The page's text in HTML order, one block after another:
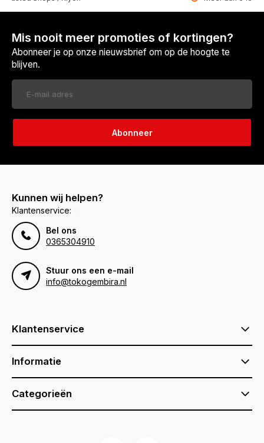
Mis nooit meer promoties of kortingen?
Abonneer je op onze nieuwsbrief om op de hoogte te
blijven.
Abonneer
Kunnen wij helpen?
Klantenservice:
Bel ons
0365304910
Stuur ons een e-mail
info@tokogembira.nl
Klantenservice
Informatie
Categorieën